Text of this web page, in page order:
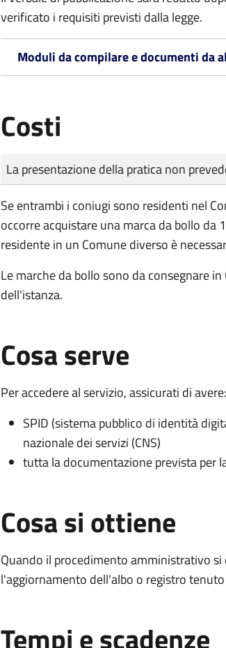
verificato i requisiti previsti dalla legge.
Moduli da compilare e documenti da
Costi
Tipo di pagamento
Importo
La presentazione della pratica non
Se entrambi i coniugi sono residenti nel
occorre acquistare una marca da bollo da
residente in un Comune diverso è
Le marche da bollo sono da consegnare
dell'istanza.
Cosa serve
Per accedere al servizio, assicurati di avere:
SPID (sistema pubblico di identità
nazionale dei servizi (CNS)
tutta la documentazione prevista per
Cosa si ottiene
Quando il procedimento amministrativo
l'aggiornamento dell'albo o registro
Tempi e scadenze